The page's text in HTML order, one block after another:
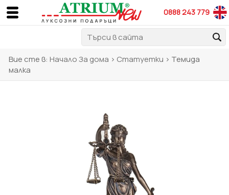
0888 243 779
Вие сте в: НачалоЗа дома > Статуетки > Темида
малка